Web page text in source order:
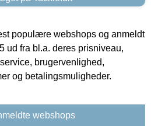
populære webshops og anmeldt
ud fra bl.a. deres prisniveau,
brugervenlighed,
og betalingsmuligheder.
webshops